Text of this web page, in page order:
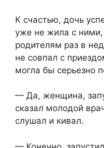
К счастью, дочь
уже не жила с
родителям раз в
не совпал с
могла бы серьезно
— Да, женщина,
сказал молодой
слушал и кивал.